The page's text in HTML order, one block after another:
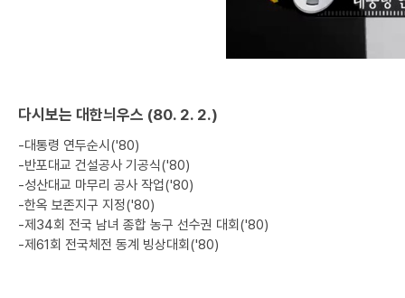
다시보는 대한늬우스 (80. 2. 2.)
-대통령 연두순시('80)
-반포대교 건설공사 기공식('80)
-성산대교 마무리 공사 작업('80)
-한옥 보존지구 지정('80)
-제34회 전국 남녀 종합 농구 선수권 대회('80)
-제61회 전국체전 동계 빙상대회('80)